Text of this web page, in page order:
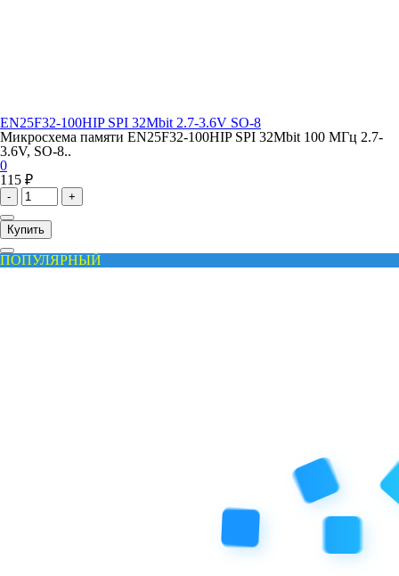
EN25F32-100HIP SPI 32Mbit 2.7-3.6V SO-8
Микросхема памяти EN25F32-100HIP SPI 32Mbit 100 МГц 2.7-
3.6V, SO-8..
0
115 ₽
- +
Купить
ПОПУЛЯРНЫЙ